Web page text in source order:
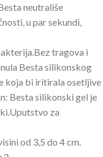
neutrališe
u par sekundi,
tragova i
Besta silikonskog
koja bi iritirala osetljive
Besta silikonski gel je
za
od 3,5 do 4 cm.